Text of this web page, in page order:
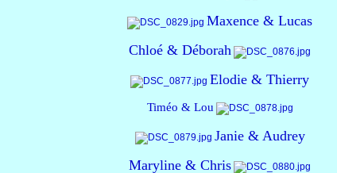
Maxence & Lucas
Chloé & Déborah
Elodie & Thierry
Timéo & Lou
Janie & Audrey
Maryline & Chris